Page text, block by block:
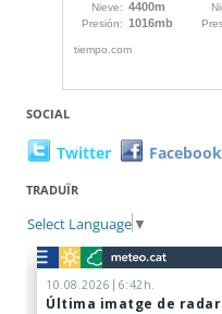
SOCIAL
Twitter Facebook
TRADUÏR
Select Language ▼